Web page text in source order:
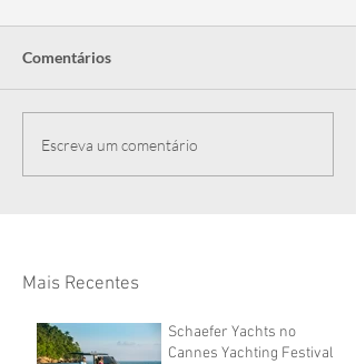
Comentários
Escreva um comentário
Mais Recentes
Schaefer Yachts no
Cannes Yachting Festival: